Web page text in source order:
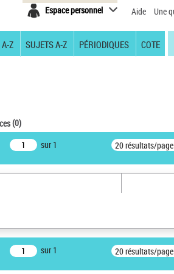
Espace personnel Aide Une
Z SUJETS A-Z PÉRIODIQUES COTE
(0)
sur 1 20 résultats/page
sur 1 20 résultats/page